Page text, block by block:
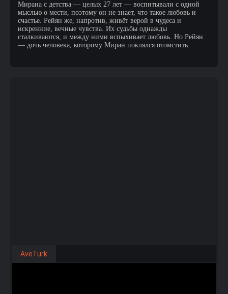
Мирана с детства — целых 27 лет — воспитывали с одной
мыслью о мести, поэтому он не знает, что такое любовь и
счастье. Рейян же, напротив, живёт верой в чудеса и
искренние, вечные чувства. Их судьбы однажды
сталкиваются, и между ними вспыхивает любовь. Но Рейян
— дочь человека, которому Миран поклялся отомстить.
AveTurk